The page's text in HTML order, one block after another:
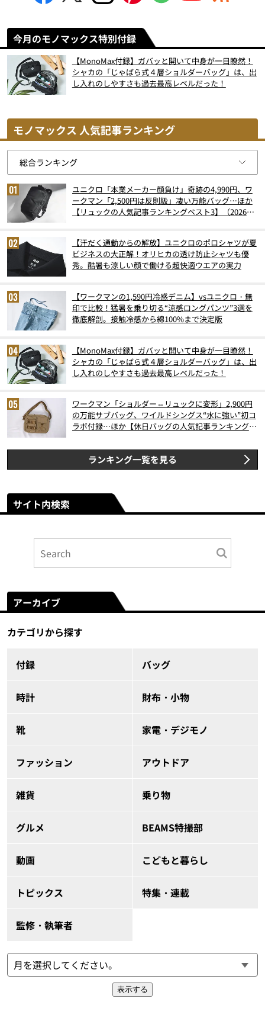
今月のモノマックス特別付録
【MonoMax付録】ガバッと開いて中身が一目瞭然！
シャカの「じゃばら式４層ショルダーバッグ」は、出
し入れのしやすさも過去最高レベルだった！
モノマックス 人気記事ランキング
ユニクロ「本業メーカー顔負け」奇跡の4,990円、ワ
ークマン「2,500円は反則級」凄い万能バッグ…ほか
【リュックの人気記事ランキングベスト3】（2026年
【汗だく通勤からの解放】ユニクロのポロシャツが夏
ビジネスの大正解！オリヒカの透け防止シャツも優
秀。酷暑も涼しい顔で働ける超快適ウエアの実力
【ワークマンの1,590円冷感デニム】vsユニクロ・無
印で比較！猛暑を乗り切る“涼感ロングパンツ”3選を
徹底解剖。接触冷感から綿100%まで決定版
【MonoMax付録】ガバッと開いて中身が一目瞭然！
シャカの「じゃばら式４層ショルダーバッグ」は、出
し入れのしやすさも過去最高レベルだった！
ワークマン「ショルダー⇔リュックに変形」2,900円
の万能サブバッグ、ワイルドシングス“水に強い”初コ
ラボ付録…ほか【休日バッグの人気記事ランキングベ
ランキング一覧を見る
サイト内検索
アーカイブ
カテゴリから探す
付録 バッグ
時計 財布・小物
靴 家電・デジモノ
ファッション アウトドア
雑貨 乗り物
グルメ BEAMS特撮部
動画 こどもと暮らし
トピックス 特集・連載
監修・執筆者
表示する